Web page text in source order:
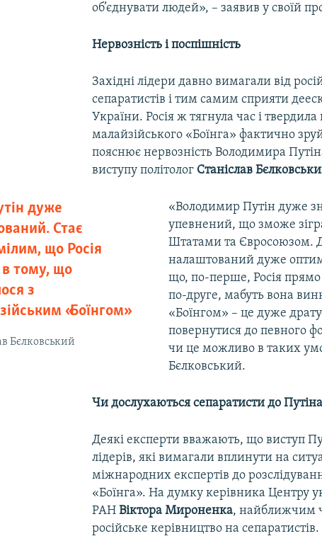
об’єднувати людей», – заявив у своїй
Нервозність і поспішність
Західні лідери давно вимагали від
сепаратистів і тим самим сприяти
України. Росія ж тягнула час і
малайзійського «Боїнга» фактично
пояснює нервозність Володимира
виступу політолог Станіслав
дуже
Стає
що Росія
тому, що
з
«Боїнгом»
Бєлковський
«Володимир Путін дуже
упевнений, що зможе
Штатами та Євросоюзом.
налаштований дуже
що, по-перше, Росія прямо
по-друге, мабуть вона
«Боїнгом» – це дуже
повернутися до певного
чи це можливо в таких
Бєлковський.
Чи дослухаються сепаратисти до
Деякі експерти вважають, що виступ
лідерів, які вимагали вплинути на
міжнародних експертів до
«Боїнга». На думку керівника Центру
РАНВіктора Мироненка, найближчим
російське керівництво на сепаратистів.